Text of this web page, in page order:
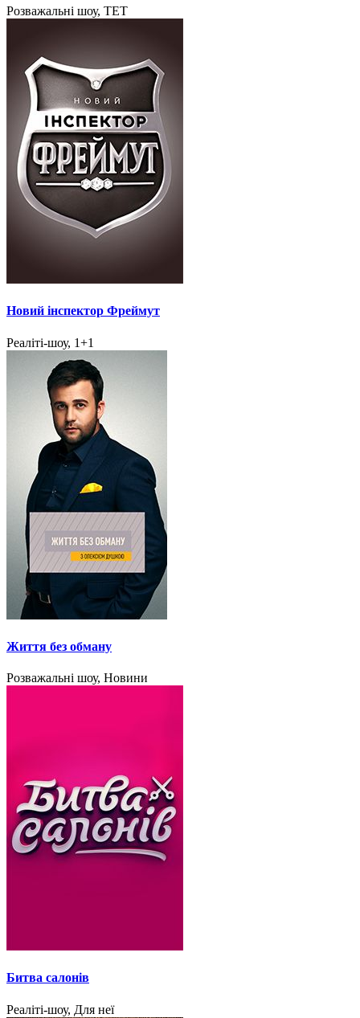
Розважальні шоу, ТЕТ
Новий інспектор Фреймут
Реаліті-шоу, 1+1
Життя без обману
Розважальні шоу, Новини
Битва салонів
Реаліті-шоу, Для неї